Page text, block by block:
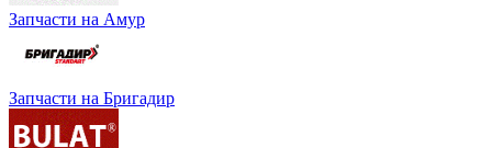
Запчасти на Амур
Запчасти на Бригадир